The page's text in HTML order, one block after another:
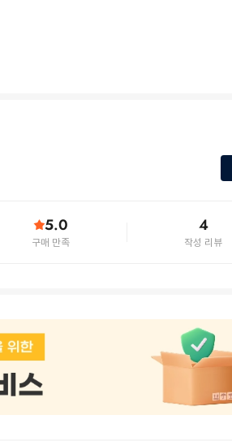
5.0
구매 만족
4
작성 리뷰